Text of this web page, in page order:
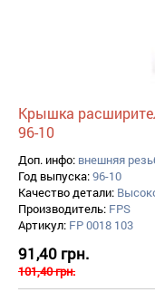
Крышка
96-10
Доп. инфо: внешняя
Год выпуска:96-10
Качество детали:
Производитель: FPS
Артикул: FP 0018 103
91,40 грн.
101,40 грн.